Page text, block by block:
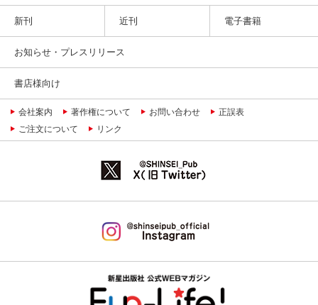
新刊 近刊 電子書籍
お知らせ・プレスリリース
書店様向け
会社案内 著作権について お問い合わせ
正誤表
ご注文について
リンク